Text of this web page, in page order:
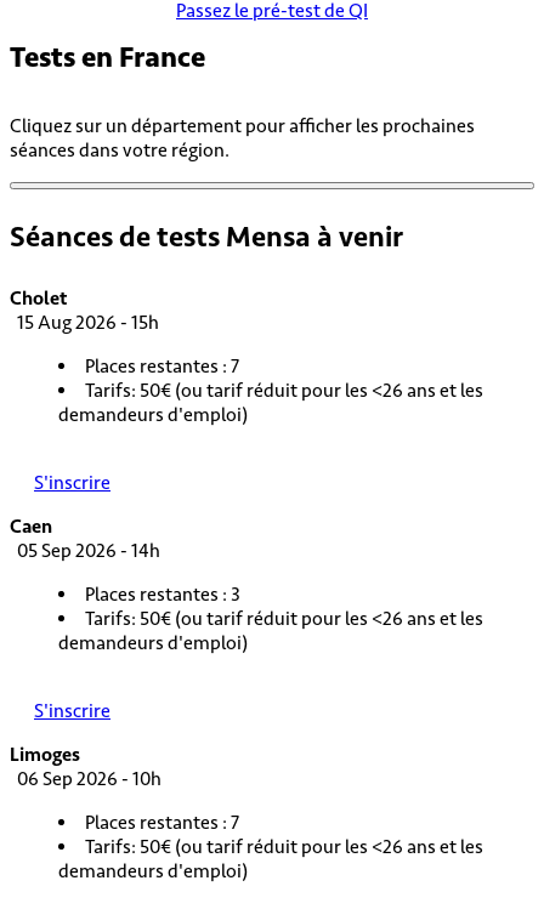
Passez le pré-test de QI
Tests en France
Cliquez sur un département pour afficher les prochaines
séances dans votre région.
Séances de tests Mensa à venir
Cholet
15 Aug 2026 - 15h
Places restantes : 7
Tarifs: 50€ (ou tarif réduit pour les <26 ans et les
demandeurs d'emploi)
S'inscrire
Caen
05 Sep 2026 - 14h
Places restantes : 3
Tarifs: 50€ (ou tarif réduit pour les <26 ans et les
demandeurs d'emploi)
S'inscrire
Limoges
06 Sep 2026 - 10h
Places restantes : 7
Tarifs: 50€ (ou tarif réduit pour les <26 ans et les
demandeurs d'emploi)